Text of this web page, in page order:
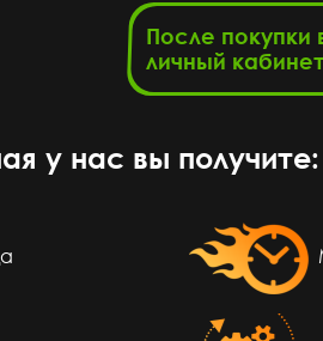
После покупки
личный
у нас вы получите: